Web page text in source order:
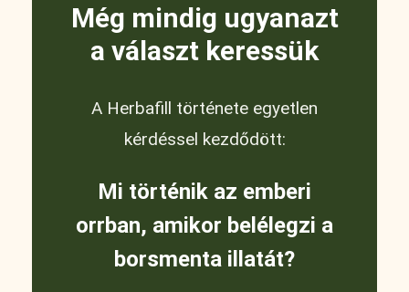
Még mindig ugyanazt
a választ keressük
A Herbafill története egyetlen
kérdéssel kezdődött:
Mi történik az emberi
orrban, amikor belélegzi a
borsmenta illatát?